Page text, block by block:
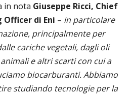
in nota Giuseppe Ricci, Chief
di Eni – in particolare
principalmente per
cariche vegetali, dagli oli
e altri scarti con cui a
biocarburanti. Abbiamo
studiando tecnologie per la